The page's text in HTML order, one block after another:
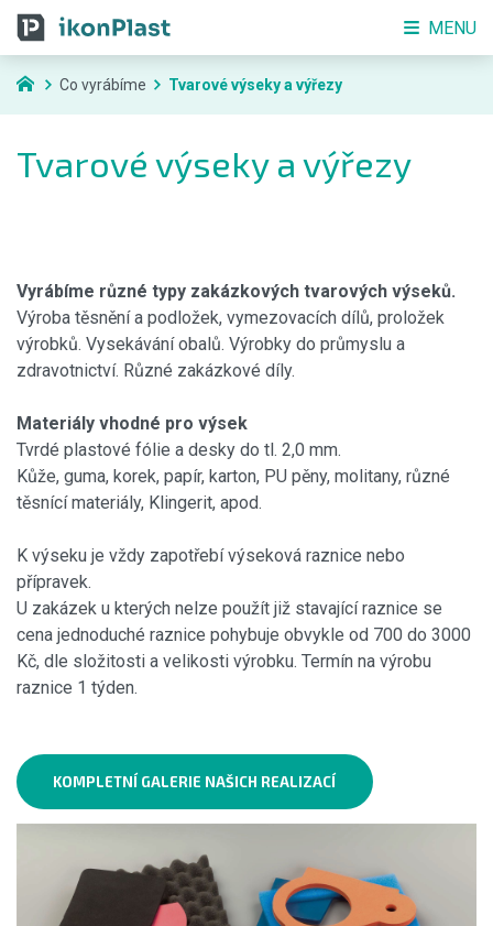
Co vyrábíme Tvarové výseky a výřezy
Tvarové výseky a výřezy
Vyrábíme různé typy zakázkových tvarových výseků.
Výroba těsnění a podložek, vymezovacích dílů, proložek
výrobků. Vysekávání obalů. Výrobky do průmyslu a
zdravotnictví. Různé zakázkové díly.
Materiály vhodné pro výsek
Tvrdé plastové fólie a desky do tl. 2,0 mm.
Kůže, guma, korek, papír, karton, PU pěny, molitany, různé
těsnící materiály, Klingerit, apod.
K výseku je vždy zapotřebí výseková raznice nebo
přípravek.
U zakázek u kterých nelze použít již stavající raznice se
cena jednoduché raznice pohybuje obvykle od 700 do 3000
Kč, dle složitosti a velikosti výrobku. Termín na výrobu
raznice 1 týden.
KOMPLETNÍ GALERIE NAŠICH REALIZACÍ
MENU